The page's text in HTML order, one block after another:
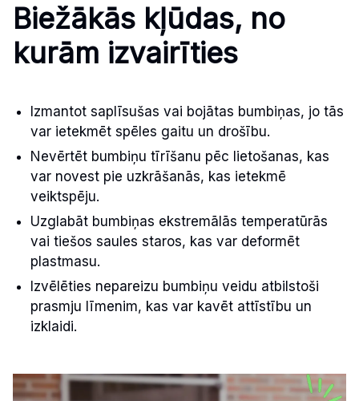
Biežākās kļūdas, no
kurām izvairīties
Izmantot saplīsušas vai bojātas bumbiņas, jo tās
var ietekmēt spēles gaitu un drošību.
Nevērtēt bumbiņu tīrīšanu pēc lietošanas, kas
var novest pie uzkrāšanās, kas ietekmē
veiktspēju.
Uzglabāt bumbiņas ekstremālās temperatūrās
vai tiešos saules staros, kas var deformēt
plastmasu.
Izvēlēties nepareizu bumbiņu veidu atbilstoši
prasmju līmenim, kas var kavēt attīstību un
izklaidi.